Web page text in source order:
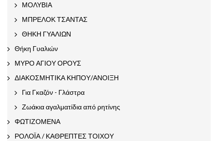
ΜΟΛΥΒΙΑ
ΜΠΡΕΛΟΚ ΤΣΑΝΤΑΣ
ΘΗΚΗ ΓΥΑΛΙΩΝ
Θήκη Γυαλιών
ΜΥΡΟ ΑΓΙΟΥ ΟΡΟΥΣ
ΔΙΑΚΟΣΜΗΤΙΚΑ ΚΗΠΟΥ/ΑΝΟΙΞΗ
Για Γκαζόν - Γλάστρα
Ζωάκια αγαλματίδια από ρητίνης
ΦΩΤΙΖΟΜΕΝΑ
ΡΟΛΟΪΑ / ΚΑΘΡΕΠΤΕΣ ΤΟΙΧΟΥ